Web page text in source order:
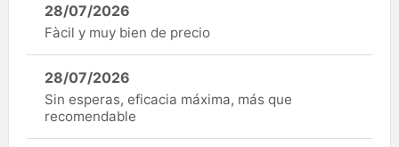
28/07/2026
Fàcil y muy bien de precio
28/07/2026
Sin esperas, eficacia máxima, más que
recomendable